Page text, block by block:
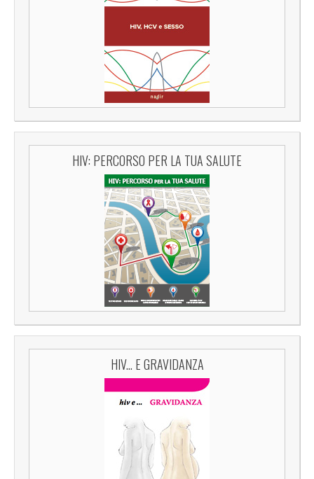
HIV: PERCORSO PER LA TUA SALUTE
HIV... E GRAVIDANZA